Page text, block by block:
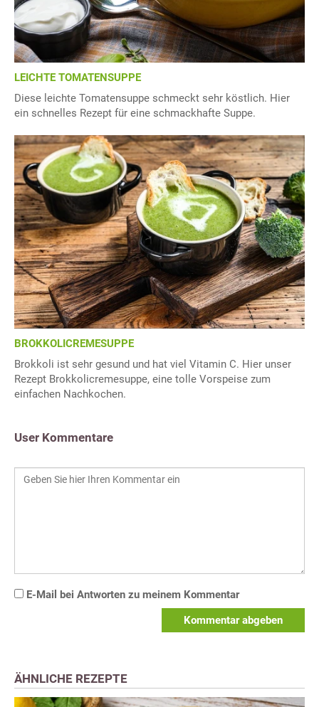
LEICHTE TOMATENSUPPE
Diese leichte Tomatensuppe schmeckt sehr köstlich. Hier
ein schnelles Rezept für eine schmackhafte Suppe.
BROKKOLICREMESUPPE
Brokkoli ist sehr gesund und hat viel Vitamin C. Hier unser
Rezept Brokkolicremesuppe, eine tolle Vorspeise zum
einfachen Nachkochen.
User Kommentare
E-Mail bei Antworten zu meinem Kommentar
Kommentar abgeben
ÄHNLICHE REZEPTE